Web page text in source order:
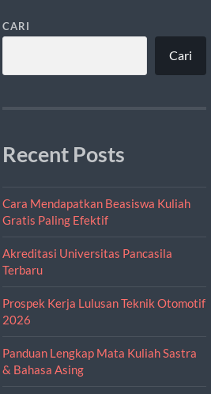
CARI
Cari
Recent Posts
Cara Mendapatkan Beasiswa Kuliah
Gratis Paling Efektif
Akreditasi Universitas Pancasila
Terbaru
Prospek Kerja Lulusan Teknik Otomotif
2026
Panduan Lengkap Mata Kuliah Sastra
& Bahasa Asing